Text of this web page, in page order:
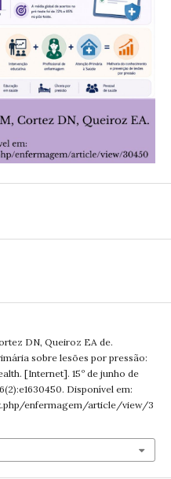
DN, Queiroz EA de.
sobre lesões por pressão:
[Internet]. 15º de junho de
Disponível em:
enfermagem/article/view/3